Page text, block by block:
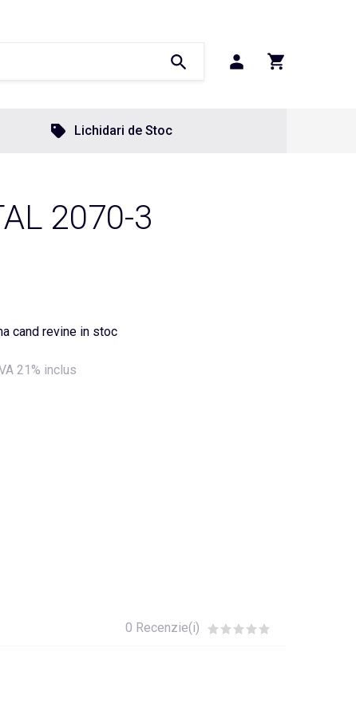
Lichidari de Stoc
2070-3
cand revine in stoc
21% inclus
0 Recenzie(i)